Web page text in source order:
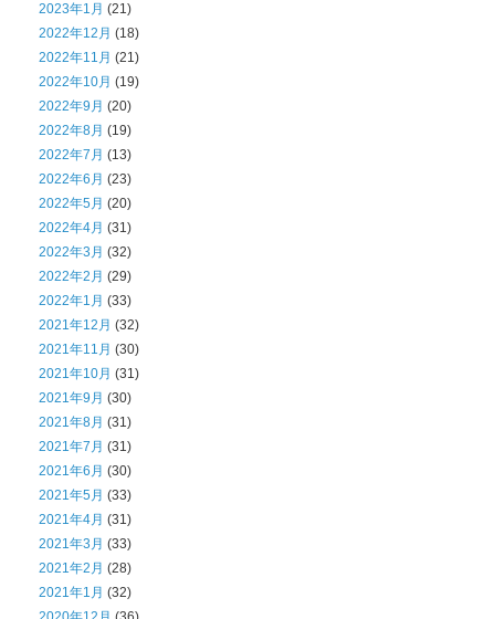
2023年1月 (21)
2022年12月 (18)
2022年11月 (21)
2022年10月 (19)
2022年9月 (20)
2022年8月 (19)
2022年7月 (13)
2022年6月 (23)
2022年5月 (20)
2022年4月 (31)
2022年3月 (32)
2022年2月 (29)
2022年1月 (33)
2021年12月 (32)
2021年11月 (30)
2021年10月 (31)
2021年9月 (30)
2021年8月 (31)
2021年7月 (31)
2021年6月 (30)
2021年5月 (33)
2021年4月 (31)
2021年3月 (33)
2021年2月 (28)
2021年1月 (32)